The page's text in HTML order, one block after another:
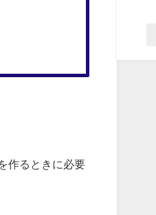
作るときに必要